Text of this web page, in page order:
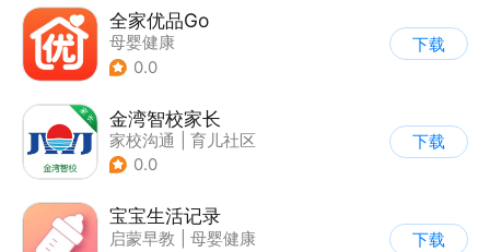
全家优品Go
母婴健康
0.0
下载
金湾智校家长
家校沟通
育儿社区
0.0
下载
宝宝生活记录
启蒙早教
母婴健康
下载